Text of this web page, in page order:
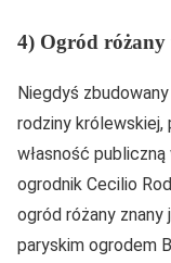
4) Ogród
Niegdyś
rodziny królewskiej,
własność
ogrodnik Cecilio
ogród różany znany
paryskim ogrodem